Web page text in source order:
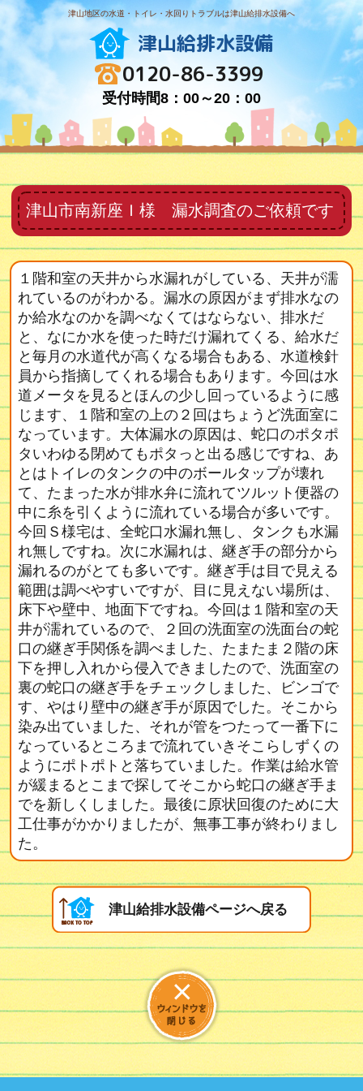
津山地区の水道・トイレ・水回りトラブルは津山給排水設備へ
津山給排水設備
0120-86-3399
受付時間8：00～20：00
津山市南新座Ｉ様 漏水調査のご依頼です
１階和室の天井から水漏れがしている、天井が濡
れているのがわかる。漏水の原因がまず排水なの
か給水なのかを調べなくてはならない、排水だ
と、なにか水を使った時だけ漏れてくる、給水だ
と毎月の水道代が高くなる場合もある、水道検針
員から指摘してくれる場合もあります。今回は水
道メータを見るとほんの少し回っているように感
じます、１階和室の上の２回はちょうど洗面室に
なっています。大体漏水の原因は、蛇口のポタポ
タいわゆる閉めてもポタっと出る感じですね、あ
とはトイレのタンクの中のボールタップが壊れ
て、たまった水が排水弁に流れてツルット便器の
中に糸を引くように流れている場合が多いです。
今回Ｓ様宅は、全蛇口水漏れ無し、タンクも水漏
れ無しですね。次に水漏れは、継ぎ手の部分から
漏れるのがとても多いです。継ぎ手は目で見える
範囲は調べやすいですが、目に見えない場所は、
床下や壁中、地面下ですね。今回は１階和室の天
井が濡れているので、２回の洗面室の洗面台の蛇
口の継ぎ手関係を調べました、たまたま２階の床
下を押し入れから侵入できましたので、洗面室の
裏の蛇口の継ぎ手をチェックしました、ビンゴで
す、やはり壁中の継ぎ手が原因でした。そこから
染み出ていました、それが管をつたって一番下に
なっているところまで流れていきそこらしずくの
ようにポトポトと落ちていました。作業は給水管
が緩まるとこまで探してそこから蛇口の継ぎ手ま
でを新しくしました。最後に原状回復のために大
工仕事がかかりましたが、無事工事が終わりまし
た。
津山給排水設備ページへ戻る